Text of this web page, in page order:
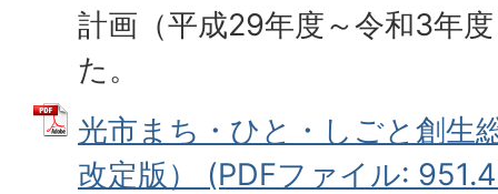
計画（平成29年度～令和3年
た。
光市まち・ひと・しごと創生
改定版） (PDFファイル: